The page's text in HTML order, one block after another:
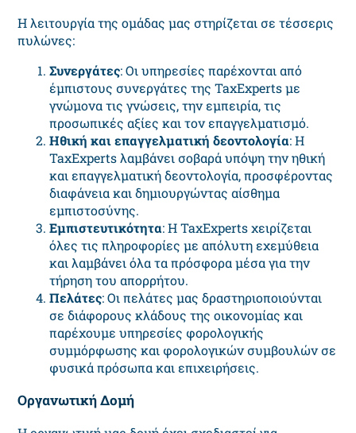
Η λειτουργία της ομάδας μας στηρίζεται σε τέσσερις
πυλώνες:
Συνεργάτες: Οι υπηρεσίες παρέχονται από
έμπιστους συνεργάτες της TaxExperts με
γνώμονα τις γνώσεις, την εμπειρία, τις
προσωπικές αξίες και τον επαγγελματισμό.
Ηθική και επαγγελματική δεοντολογία: Η
TaxExperts λαμβάνει σοβαρά υπόψη την ηθική
και επαγγελματική δεοντολογία, προσφέροντας
διαφάνεια και δημιουργώντας αίσθημα
εμπιστοσύνης.
Εμπιστευτικότητα: Η TaxExperts χειρίζεται
όλες τις πληροφορίες με απόλυτη εχεμύθεια
και λαμβάνει όλα τα πρόσφορα μέσα για την
τήρηση του απορρήτου.
Πελάτες: Οι πελάτες μας δραστηριοποιούνται
σε διάφορους κλάδους της οικονομίας και
παρέχουμε υπηρεσίες φορολογικής
συμμόρφωσης και φορολογικών συμβουλών σε
φυσικά πρόσωπα και επιχειρήσεις.
Οργανωτική Δομή